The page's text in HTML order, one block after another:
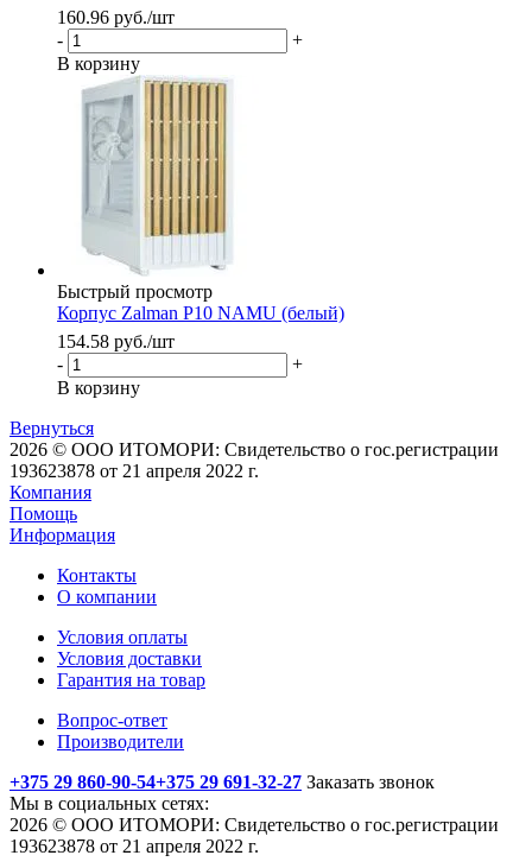
160.96 руб./шт
-
+
В корзину
Быстрый просмотр
Корпус Zalman P10 NAMU (белый)
154.58 руб./шт
-
+
В корзину
Вернуться
2026 © ООО ИТОМОРИ: Свидетельство о гос.регистрации
193623878 от 21 апреля 2022 г.
Компания
Помощь
Информация
Контакты
О компании
Условия оплаты
Условия доставки
Гарантия на товар
Вопрос-ответ
Производители
+375 29 860-90-54+375 29 691-32-27 Заказать звонок
Мы в социальных сетях:
2026 © ООО ИТОМОРИ: Свидетельство о гос.регистрации
193623878 от 21 апреля 2022 г.